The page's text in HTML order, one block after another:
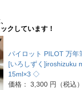
クしています！
パイロット PILOT 万年
[いろしずく]iroshizuku
15ml×3 ◇
価格： 3,300 円（税込）